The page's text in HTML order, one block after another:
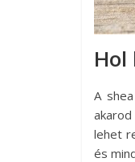
Hol
A
lehet
és